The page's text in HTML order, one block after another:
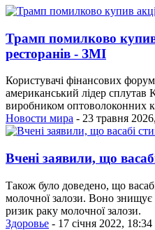
Трамп помилково купив
ресторанів - ЗМІ
Користувачі фінансових
американський лідер сплутав
виробником оптоволоконних
Новости мира - 23 травня
Вчені заявили, що
Також було доведено, що
молочної залози. Воно
ризик раку молочної залози.
Здоровье - 17 січня 2022, 18:34